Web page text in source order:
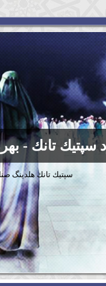
سپتيك تانك -
سپتيك تانك هلدينگ